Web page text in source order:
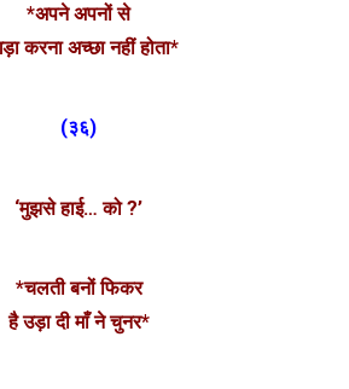
*अपने अपनों से
करना अच्छा नहीं होता*
(३६)
‘मुझसे हाई… को ?’
*चलती बनों फिकर
है उड़ा दी माँ ने चुनर*